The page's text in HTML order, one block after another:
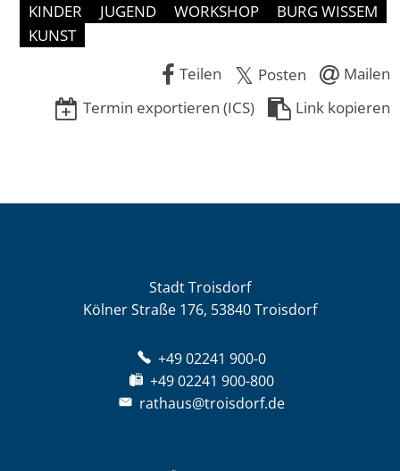
KINDER JUGEND WORKSHOP
BURG WISSEM
KUNST
Teilen
Posten
Mailen
Termin exportieren (ICS)
Link kopieren
Stadt Troisdorf
Kölner Straße 176, 53840 Troisdorf
+49 02241 900-0
+49 02241 900-800
rathaus@troisdorf.de